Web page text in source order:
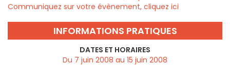
Communiquez sur votre évènement, cliquez ici
INFORMATIONS PRATIQUES
DATES ET HORAIRES
Du 7 juin 2008 au 15 juin 2008